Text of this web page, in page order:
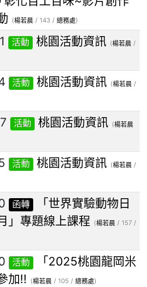
(楊若晨 / 143 / 總務處)
活動 桃園活動資訊 (楊若晨 /
活動 桃園活動資訊 (楊若晨 /
活動 桃園活動資訊 (楊若晨
活動 桃園活動資訊 (楊若晨 /
函轉
「世界實驗動物日
」專題線上課程
(楊若晨 / 157 /
活動
「2025桃園龍岡米
加!!
(楊若晨 / 105 / 總務處)